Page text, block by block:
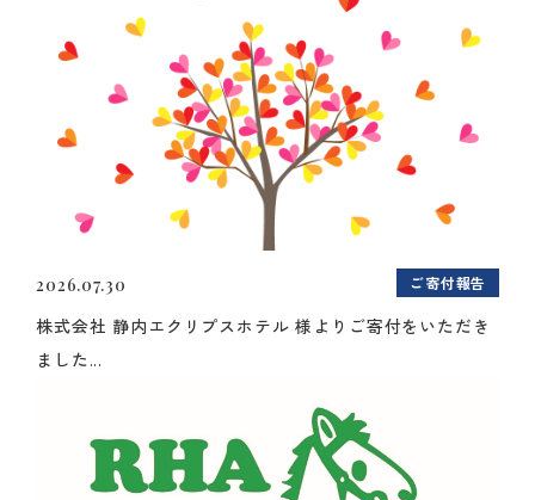
2026.07.30 ご寄付報告
株式会社 静内エクリプスホテル 様よりご寄付をいただき
ました...